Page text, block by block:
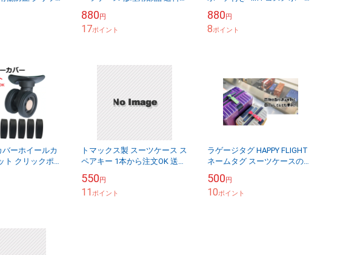
880円
17ポイント
ポーチ 旅行ポーチ レディース
便...
880円
8ポイント
ーホイールカ
ト クリックポス
トマックス製 スーツケース ス
ペアキー 1本から注文OK 送料
550円
11ポイント
ラゲージタグ HAPPY FLIGHT
ネームタグ スーツケースの目
500円
10ポイント